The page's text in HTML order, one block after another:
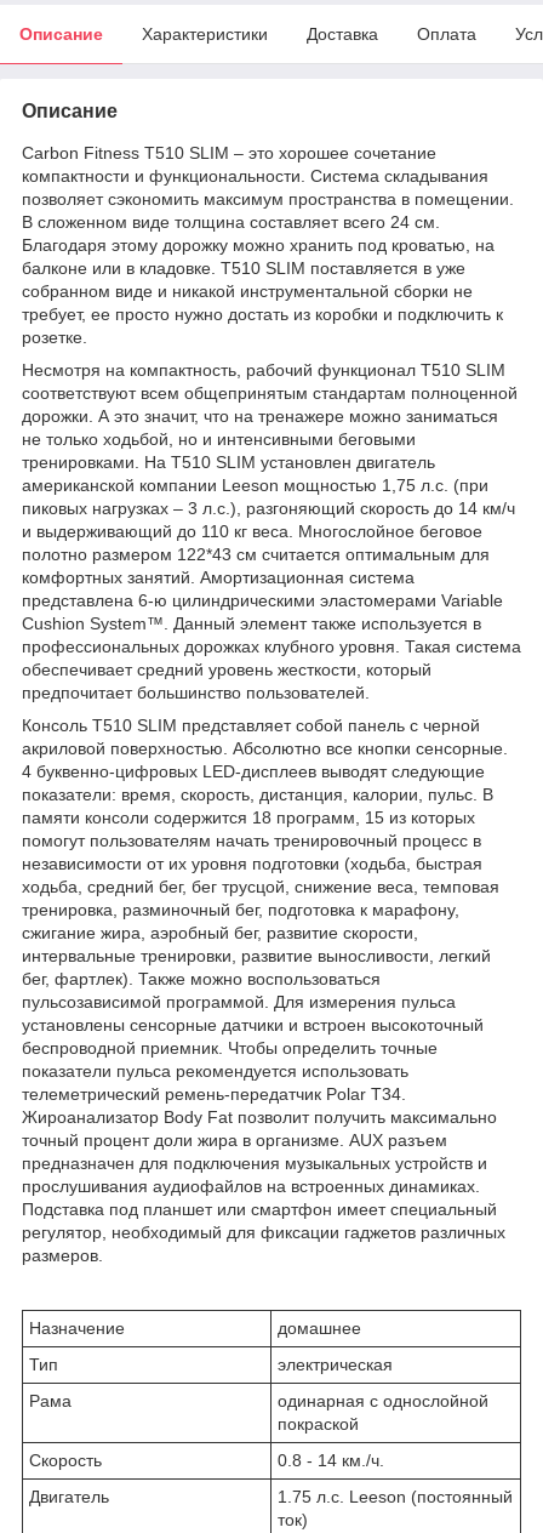
Описание Характеристики Доставка Оплата
Описание
Carbon Fitness T510 SLIM – это хорошее сочетание
компактности и функциональности. Система складывания
позволяет сэкономить максимум пространства в помещении.
В сложенном виде толщина составляет всего 24 см.
Благодаря этому дорожку можно хранить под кроватью, на
балконе или в кладовке. T510 SLIM поставляется в уже
собранном виде и никакой инструментальной сборки не
требует, ее просто нужно достать из коробки и подключить к
розетке.
Несмотря на компактность, рабочий функционал T510 SLIM
соответствуют всем общепринятым стандартам полноценной
дорожки. А это значит, что на тренажере можно заниматься
не только ходьбой, но и интенсивными беговыми
тренировками. На T510 SLIM установлен двигатель
американской компании Leeson мощностью 1,75 л.с. (при
пиковых нагрузках – 3 л.с.), разгоняющий скорость до 14 км/ч
и выдерживающий до 110 кг веса. Многослойное беговое
полотно размером 122*43 см считается оптимальным для
комфортных занятий. Амортизационная система
представлена 6-ю цилиндрическими эластомерами Variable
Cushion System™. Данный элемент также используется в
профессиональных дорожках клубного уровня. Такая система
обеспечивает средний уровень жесткости, который
предпочитает большинство пользователей.
Консоль T510 SLIM представляет собой панель с черной
акриловой поверхностью. Абсолютно все кнопки сенсорные.
4 буквенно-цифровых LED-дисплеев выводят следующие
показатели: время, скорость, дистанция, калории, пульс. В
памяти консоли содержится 18 программ, 15 из которых
помогут пользователям начать тренировочный процесс в
независимости от их уровня подготовки (ходьба, быстрая
ходьба, средний бег, бег трусцой, снижение веса, темповая
тренировка, разминочный бег, подготовка к марафону,
сжигание жира, аэробный бег, развитие скорости,
интервальные тренировки, развитие выносливости, легкий
бег, фартлек). Также можно воспользоваться
пульсозависимой программой. Для измерения пульса
установлены сенсорные датчики и встроен высокоточный
беспроводной приемник. Чтобы определить точные
показатели пульса рекомендуется использовать
телеметрический ремень-передатчик Polar T34.
Жироанализатор Body Fat позволит получить максимально
точный процент доли жира в организме. AUX разъем
предназначен для подключения музыкальных устройств и
прослушивания аудиофайлов на встроенных динамиках.
Подставка под планшет или смартфон имеет специальный
регулятор, необходимый для фиксации гаджетов различных
размеров.
Назначение
домашнее
Тип
электрическая
Рама
одинарная с однослойной
покраской
Скорость
0.8 - 14 км./ч.
Двигатель
1.75 л.с. Leeson (постоянный
ток)